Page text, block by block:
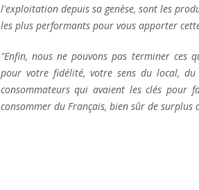
l'exploitation depuis sa genèse, sont les
les plus performants pour vous apporter
"Enfin, nous ne pouvons pas terminer ces
pour votre fidélité, votre sens du local,
consommateurs qui avaient les clés pour
consommer du Français, bien sûr de surplus